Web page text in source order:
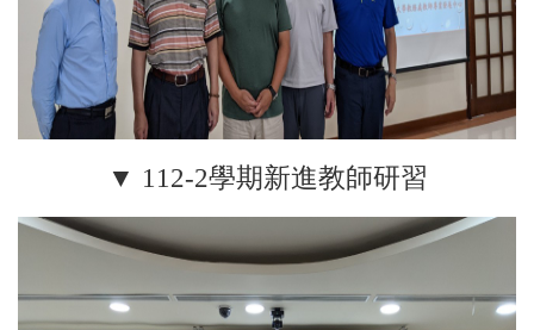
▼ 112-2學期新進教師研習